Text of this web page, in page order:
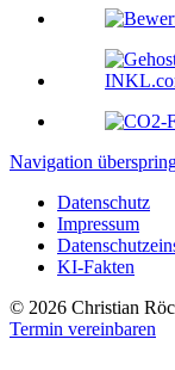
Navigation
Datenschutz
Impressum
KI-Fakten
© 2026 Christian
Termin vereinbaren